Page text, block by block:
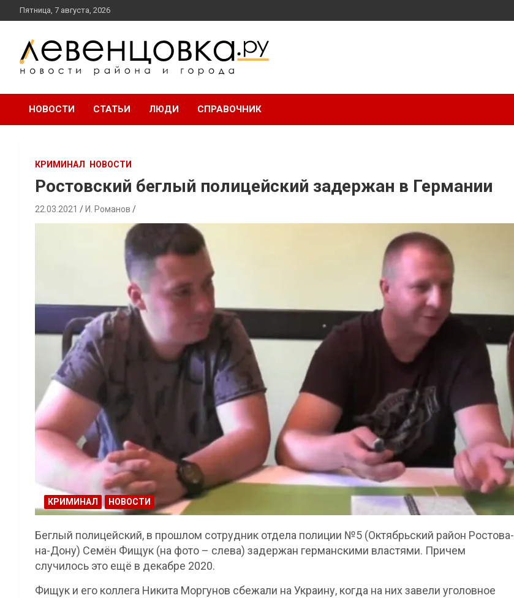
перейти
к
Пятница, 7 августа, 2026
Левенцовка Ру
НОВОСТИ СТАТЬИ ЛЮДИ СПРАВОЧНИК
КРИМИНАЛ НОВОСТИ
Ростовский беглый полицейский задержан в Германии
22.03.2021 И. Романов
КРИМИНАЛ НОВОСТИ
Беглый полицейский, в прошлом сотрудник отдела полиции №5 (Октябрьский район Ростова-
на-Дону) Семён Фищук (на фото – слева) задержан германскими властями. Причем
случилось это ещё в декабре 2020.
Фищук и его коллега Никита Моргунов сбежали на Украину, когда на них завели уголовное